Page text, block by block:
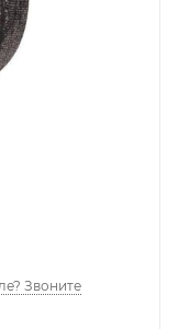
Звоните